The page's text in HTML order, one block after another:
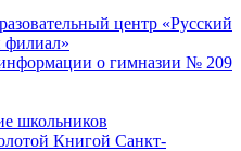
центр «Русский
филиал»
о гимназии № 209
школьников
Книгой Санкт-